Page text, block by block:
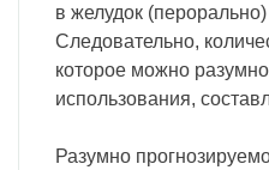
в желудок (перорально)
Следовательно,
которое можно
использования,
Разумно